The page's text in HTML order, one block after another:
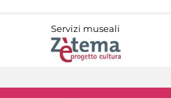
Servizi museali